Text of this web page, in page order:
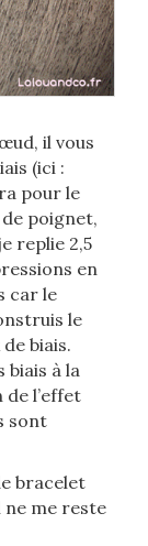
il vous
(ici :
pour le
poignet,
replie 2,5
en
car le
le
biais.
biais à la
l’effet
sont
bracelet
ne me reste